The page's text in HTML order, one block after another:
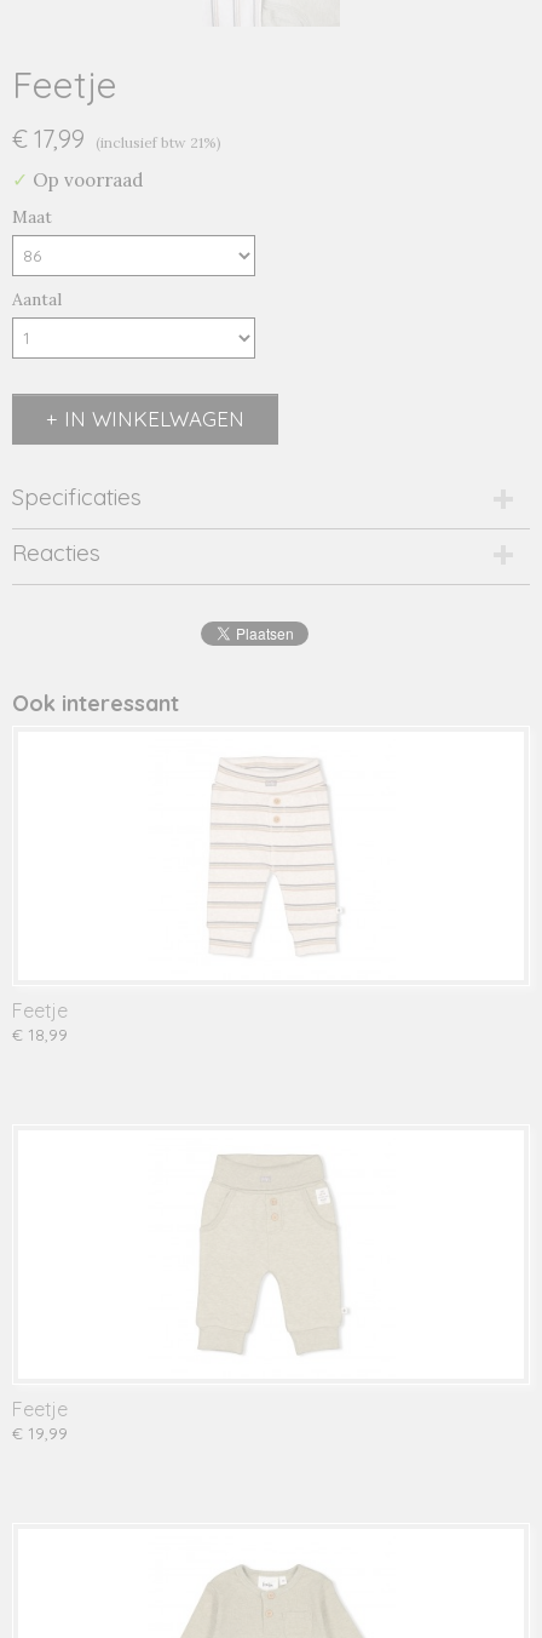
Feetje
€ 17,99 (inclusief btw 21%)
✓ Op voorraad
Maat
Aantal
IN WINKELWAGEN
Specificaties
Productcode
51602391-22345
Reacties
Ook interessant
Feetje
€ 18,99
Feetje
€ 19,99